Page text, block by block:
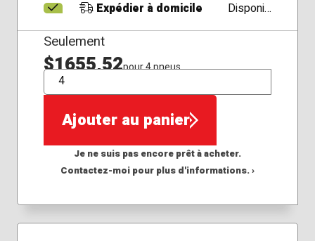
Expédier à domicile
Disponible
Seulement
$1655,52pour 4 pneus
QTÉ
Ajouter au panier
Je ne suis pas encore prêt à acheter.
Contactez-moi pour plus d'informations. ›